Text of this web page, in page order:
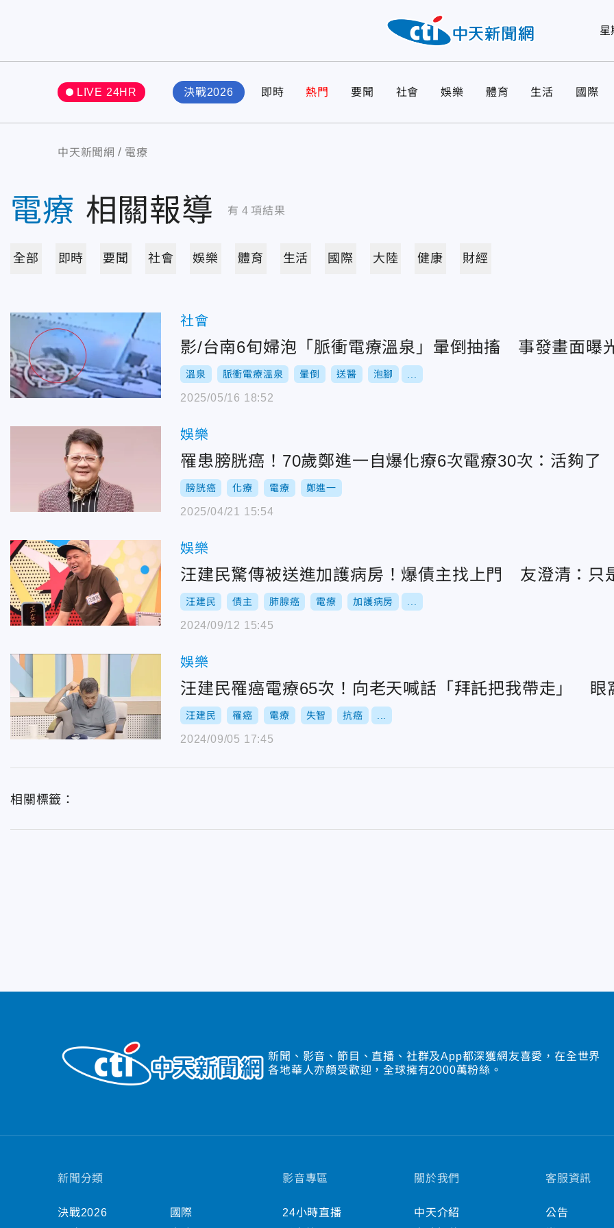
星
LIVE 24HR 決戰2026 即時 熱門 要聞 社會 娛樂 體育 生活 國際
中天新聞網 電療
電療 相關報導 有 4 項結果
全部 即時 要聞 社會 娛樂 體育 生活 國際 大陸 健康 財經
社會
影/台南6旬婦泡「脈衝電療溫泉」暈倒抽搐 事發畫面曝
溫泉 脈衝電療溫泉 暈倒 送醫 泡腳
2025/05/16 18:52
娛樂
罹患膀胱癌！70歲鄭進一自爆化療6次電療30次：活夠了
膀胱癌 化療 電療 鄭進一
2025/04/21 15:54
娛樂
汪建民驚傳被送進加護病房！爆債主找上門 友澄清：只
汪建民 債主 肺腺癌 電療 加護病房
2024/09/12 15:45
娛樂
汪建民罹癌電療65次！向老天喊話「拜託把我帶走」 眼
汪建民 罹癌 電療 失智 抗癌
2024/09/05 17:45
相關標籤：
新聞、影音、節目、直播、社群及App都深獲網友喜愛，在全世界
各地華人亦頗受歡迎，全球擁有2000萬粉絲。
新聞分類
決戰2026
國際
影音專區
24小時直播
關於我們
中天介紹
客服資訊
公告